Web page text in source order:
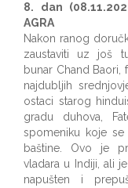
8. dan
AGRA
Nakon ranog
zaustaviti uz još
bunar Chand Baori,
najdubljih
ostaci starog
gradu duhova,
spomeniku koje se
baštine. Ovo je
vladara u Indiji, ali
napušten i